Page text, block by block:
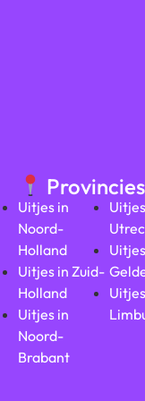
Provincies
Uitjes in
Noord-
Holland
Uitjes in Zuid-
Holland
Uitjes in
Noord-
Brabant